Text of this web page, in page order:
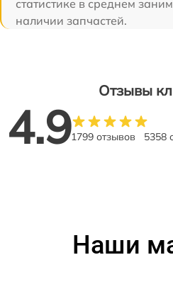
статистике в среднем
наличии запчастей.
Отзывы
4.91799 отзывов 5358
Наши